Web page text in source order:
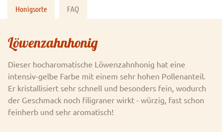
Honigsorte FAQ
Löwenzahnhonig
Dieser hocharomatische Löwenzahnhonig hat eine
intensiv-gelbe Farbe mit einem sehr hohen Pollenanteil.
Er kristallisiert sehr schnell und besonders fein, wodurch
der Geschmack noch filigraner wirkt - würzig, fast schon
feinherb und sehr aromatisch!